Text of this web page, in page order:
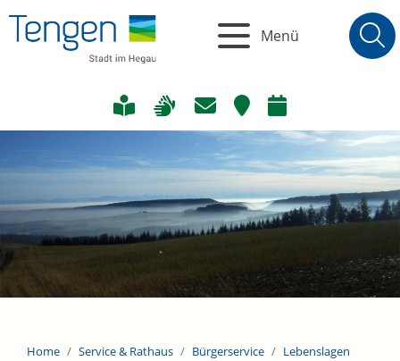
Menü
Home Service & Rathaus Bürgerservice
Lebenslagen